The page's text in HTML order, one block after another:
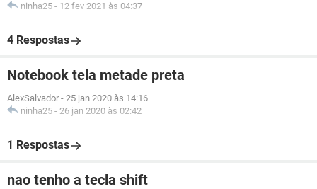
ninha25 - 12 fev 2021 às 04:37
4 Respostas
Notebook tela metade preta
AlexSalvador - 25 jan 2020 às 14:16
ninha25 - 26 jan 2020 às 02:42
1 Respostas
nao tenho a tecla shift